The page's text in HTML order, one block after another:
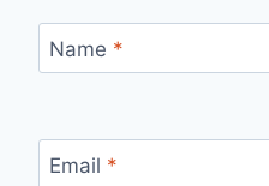
Name *
Email *